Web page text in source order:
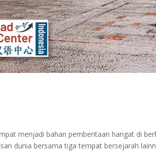
menjadi bahan pemberitaan hangat di
dunia bersama tiga tempat bersejarah